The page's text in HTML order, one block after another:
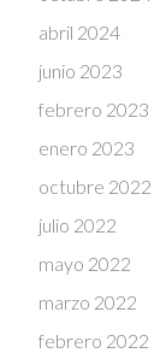
abril 2024
junio 2023
febrero 2023
enero 2023
octubre 2022
julio 2022
mayo 2022
marzo 2022
febrero 2022